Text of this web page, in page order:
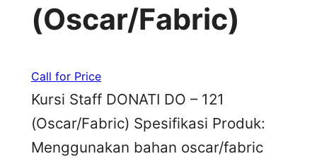
(Oscar/Fabric)
Call for Price
Kursi Staff DONATI DO – 121
(Oscar/Fabric) Spesifikasi Produk:
Menggunakan bahan oscar/fabric